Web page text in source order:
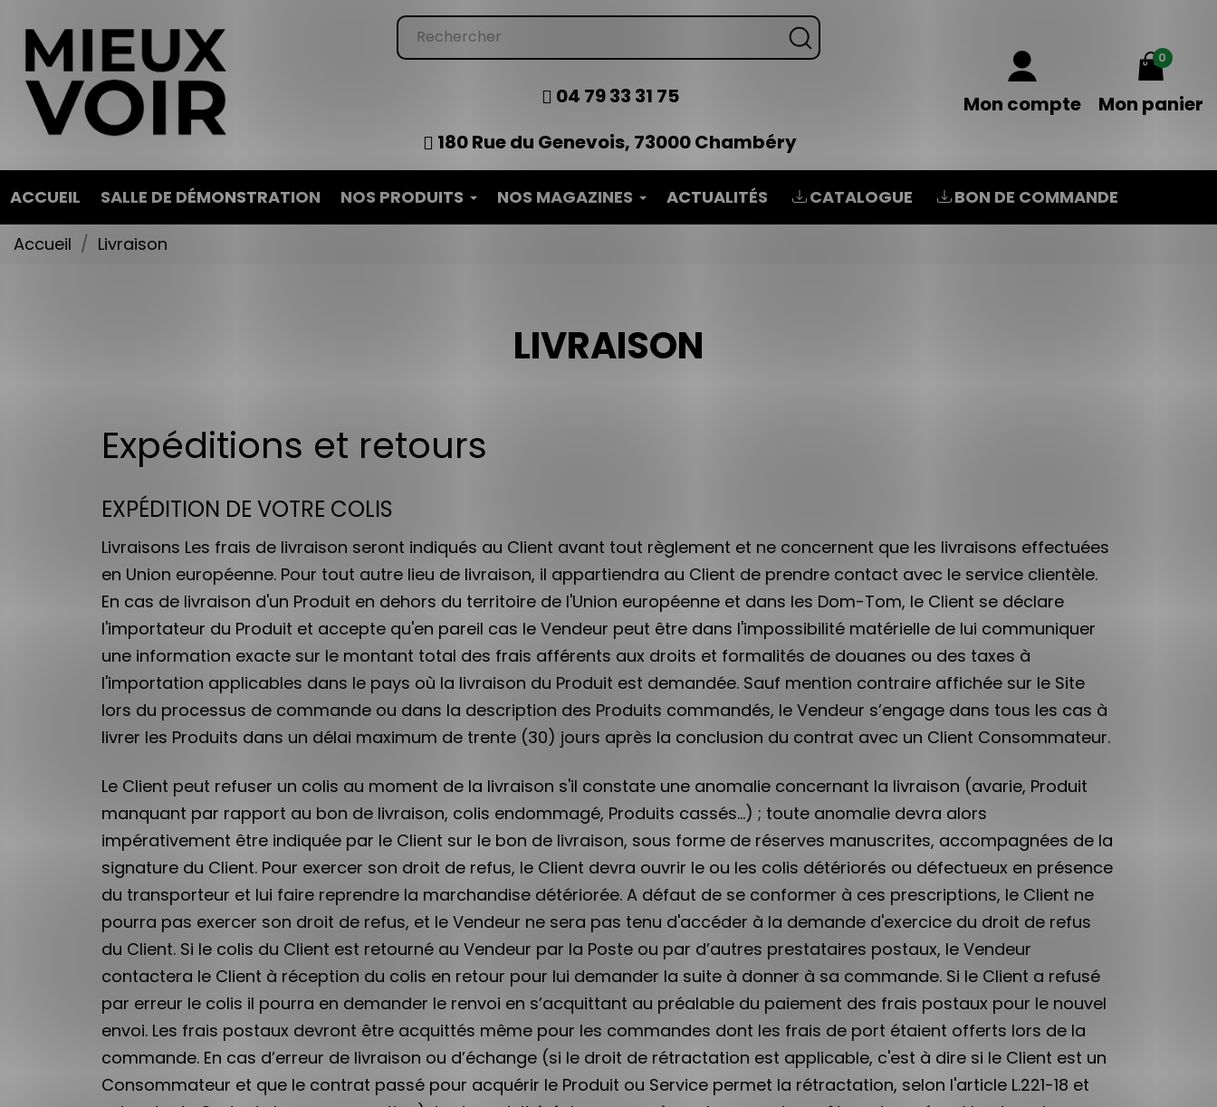
04 79 33 31 75
180 Rue du Genevois, 73000 Chambéry
Mon compte
0
Mon panier
ACCUEIL SALLE DE DÉMONSTRATION NOS PRODUITS NOS MAGAZINES ACTUALITÉS CATALOGUE BON DE COMMANDE
Accueil Livraison
LIVRAISON
Expéditions et retours
EXPÉDITION DE VOTRE COLIS
Livraisons Les frais de livraison seront indiqués au Client avant tout règlement et ne concernent que les livraisons effectuées
en Union européenne. Pour tout autre lieu de livraison, il appartiendra au Client de prendre contact avec le service clientèle.
En cas de livraison d'un Produit en dehors du territoire de l'Union européenne et dans les Dom-Tom, le Client se déclare
l'importateur du Produit et accepte qu'en pareil cas le Vendeur peut être dans l'impossibilité matérielle de lui communiquer
une information exacte sur le montant total des frais afférents aux droits et formalités de douanes ou des taxes à
l'importation applicables dans le pays où la livraison du Produit est demandée. Sauf mention contraire affichée sur le Site
lors du processus de commande ou dans la description des Produits commandés, le Vendeur s’engage dans tous les cas à
livrer les Produits dans un délai maximum de trente (30) jours après la conclusion du contrat avec un Client Consommateur.
Le Client peut refuser un colis au moment de la livraison s'il constate une anomalie concernant la livraison (avarie, Produit
manquant par rapport au bon de livraison, colis endommagé, Produits cassés…) ; toute anomalie devra alors
impérativement être indiquée par le Client sur le bon de livraison, sous forme de réserves manuscrites, accompagnées de la
signature du Client. Pour exercer son droit de refus, le Client devra ouvrir le ou les colis détériorés ou défectueux en présence
du transporteur et lui faire reprendre la marchandise détériorée. A défaut de se conformer à ces prescriptions, le Client ne
pourra pas exercer son droit de refus, et le Vendeur ne sera pas tenu d'accéder à la demande d'exercice du droit de refus
du Client. Si le colis du Client est retourné au Vendeur par la Poste ou par d’autres prestataires postaux, le Vendeur
contactera le Client à réception du colis en retour pour lui demander la suite à donner à sa commande. Si le Client a refusé
par erreur le colis il pourra en demander le renvoi en s’acquittant au préalable du paiement des frais postaux pour le nouvel
envoi. Les frais postaux devront être acquittés même pour les commandes dont les frais de port étaient offerts lors de la
commande. En cas d’erreur de livraison ou d’échange (si le droit de rétractation est applicable, c'est à dire si le Client est un
Consommateur et que le contrat passé pour acquérir le Produit ou Service permet la rétractation, selon l'article L.221-18 et